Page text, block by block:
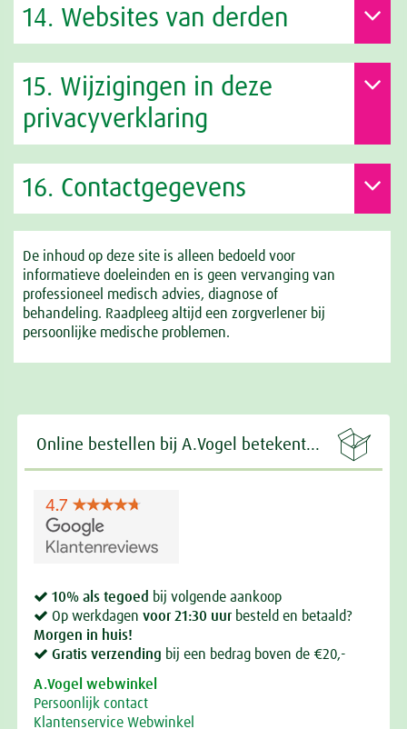
14. Websites van derden
15. Wijzigingen in deze
privacyverklaring
16. Contactgegevens
De inhoud op deze site is alleen bedoeld voor
informatieve doeleinden en is geen vervanging van
professioneel medisch advies, diagnose of
behandeling. Raadpleeg altijd een zorgverlener bij
persoonlijke medische problemen.

Online bestellen bij A.Vogel betekent...
10% als tegoed bij volgende aankoop
Op werkdagen voor 21:30 uur besteld en betaald?
Morgen in huis!
Gratis verzending bij een bedrag boven de €20,-
A.Vogel webwinkel
Persoonlijk contact
Klantenservice Webwinkel